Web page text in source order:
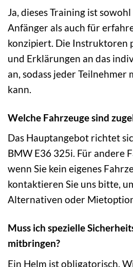
Ja, dieses Training ist
Anfänger als auch für
konzipiert. Die Instruktoren
und Erklärungen an das
an, sodass jeder
kann.
Welche Fahrzeuge sind
Das Hauptangebot richtet
BMW E36 325i. Für andere
wenn Sie kein eigenes
kontaktieren Sie uns bitte,
Alternativen oder
Muss ich spezielle
mitbringen?
Ein Helm ist obligatorisch.